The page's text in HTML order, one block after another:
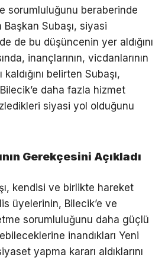
sorumluluğunu beraberinde
Subaşı, siyasi
de bu düşüncenin yer aldığını
inançlarının, vicdanlarının
belirten Subaşı,
daha fazla hizmet
siyasi yol olduğunu
Gerekçesini Açıkladı
kendisi ve birlikte hareket
üyelerinin, Bilecik’e ve
sorumluluğunu daha güçlü
inandıkları Yeni
yapma kararı aldıklarını